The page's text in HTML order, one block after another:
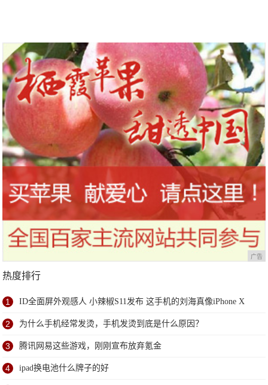
广告
热度排行
1 ID全面屏外观感人 小辣椒S11发布 这手机的刘海真像iPhone X
2 为什么手机经常发烫，手机发烫到底是什么原因？
3 腾讯网易这些游戏，刚刚宣布放弃氪金
4 ipad换电池什么牌子的好